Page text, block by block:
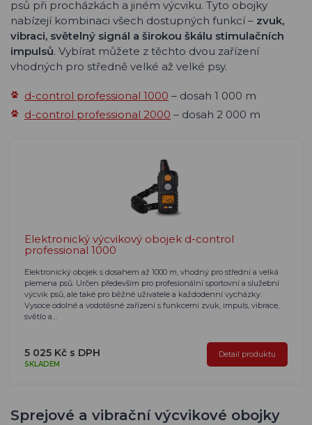
psů při procházkách a jiném výcviku. Tyto obojky
nabízejí kombinaci všech dostupných funkcí – zvuk,
vibraci, světelný signál a širokou škálu stimulačních
impulsů. Vybírat můžete z těchto dvou zařízení
vhodných pro středně velké až velké psy.
d-control professional 1000 – dosah 1 000 m
d-control professional 2000 – dosah 2 000 m
Elektronický výcvikový obojek d-control
professional 1000
Elektronický obojek s dosahem až 1000 m, vhodný pro střední a velká
plemena psů. Určen především pro profesionální sportovní a služební
výcvik psů, ale také pro běžné uživatele a každodenní vycházky.
Vysoce odolné a vodotěsné zařízení s funkcemi zvuk, impuls, vibrace,
světlo a…
5 025 Kč s DPH
SKLADEM
Detail produktu
Sprejové a vibrační výcvikové obojky